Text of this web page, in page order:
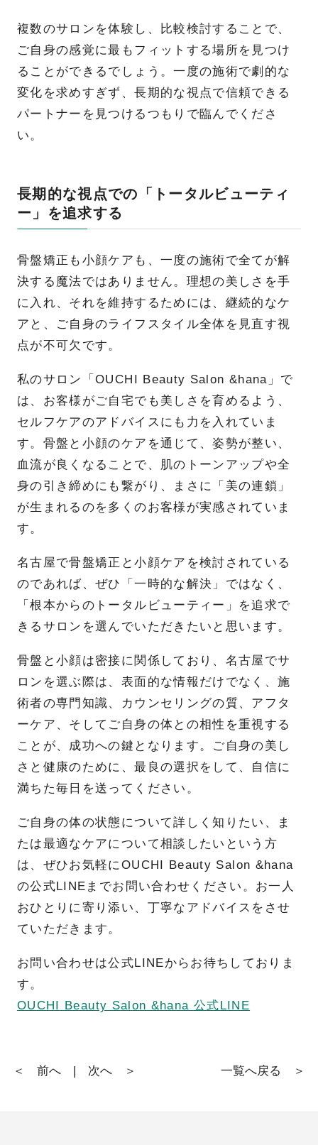
複数のサロンを体験し、比較検討することで、
ご自身の感覚に最もフィットする場所を見つけ
ることができるでしょう。一度の施術で劇的な
変化を求めすぎず、長期的な視点で信頼できる
パートナーを見つけるつもりで臨んでくださ
い。
長期的な視点での「トータルビューティ
ー」を追求する
骨盤矯正も小顔ケアも、一度の施術で全てが解
決する魔法ではありません。理想の美しさを手
に入れ、それを維持するためには、継続的なケ
アと、ご自身のライフスタイル全体を見直す視
点が不可欠です。
私のサロン「OUCHI Beauty Salon &hana」で
は、お客様がご自宅でも美しさを育めるよう、
セルフケアのアドバイスにも力を入れていま
す。骨盤と小顔のケアを通じて、姿勢が整い、
血流が良くなることで、肌のトーンアップや全
身の引き締めにも繋がり、まさに「美の連鎖」
が生まれるのを多くのお客様が実感されていま
す。
名古屋で骨盤矯正と小顔ケアを検討されている
のであれば、ぜひ「一時的な解決」ではなく、
「根本からのトータルビューティー」を追求で
きるサロンを選んでいただきたいと思います。
骨盤と小顔は密接に関係しており、名古屋でサ
ロンを選ぶ際は、表面的な情報だけでなく、施
術者の専門知識、カウンセリングの質、アフタ
ーケア、そしてご自身の体との相性を重視する
ことが、成功への鍵となります。ご自身の美し
さと健康のために、最良の選択をして、自信に
満ちた毎日を送ってください。
ご自身の体の状態について詳しく知りたい、ま
たは最適なケアについて相談したいという方
は、ぜひお気軽にOUCHI Beauty Salon &hana
の公式LINEまでお問い合わせください。お一人
おひとりに寄り添い、丁寧なアドバイスをさせ
ていただきます。
お問い合わせは公式LINEからお待ちしておりま
す。
OUCHI Beauty Salon &hana 公式LINE
＜ 前へ| 次へ ＞ 一覧へ戻る ＞